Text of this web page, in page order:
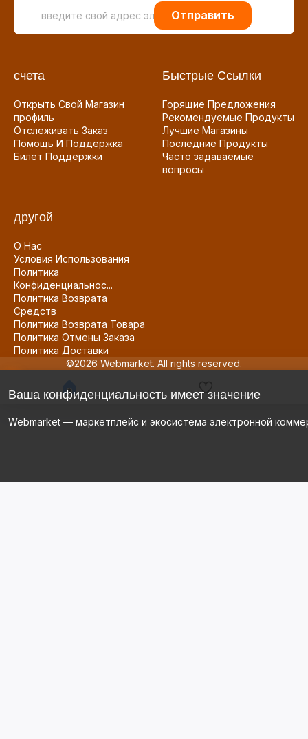
Отправить
счета
Открыть Свой Магазин
профиль
Отслеживать Заказ
Помощь И Поддержка
Билет Поддержки
Быстрые Ссылки
Горящие Предложения
Рекомендуемые Продукты
Лучшие Магазины
Последние Продукты
Часто задаваемые
вопросы
другой
О Нас
Условия Использования
Политика
Конфиденциальнос...
Политика Возврата
Средств
Политика Возврата Товара
Политика Отмены Заказа
Политика Доставки
©2026 Webmarket. All rights reserved.
Ваша конфиденциальность имеет значение
Webmarket — маркетплейс и экосистема электронной